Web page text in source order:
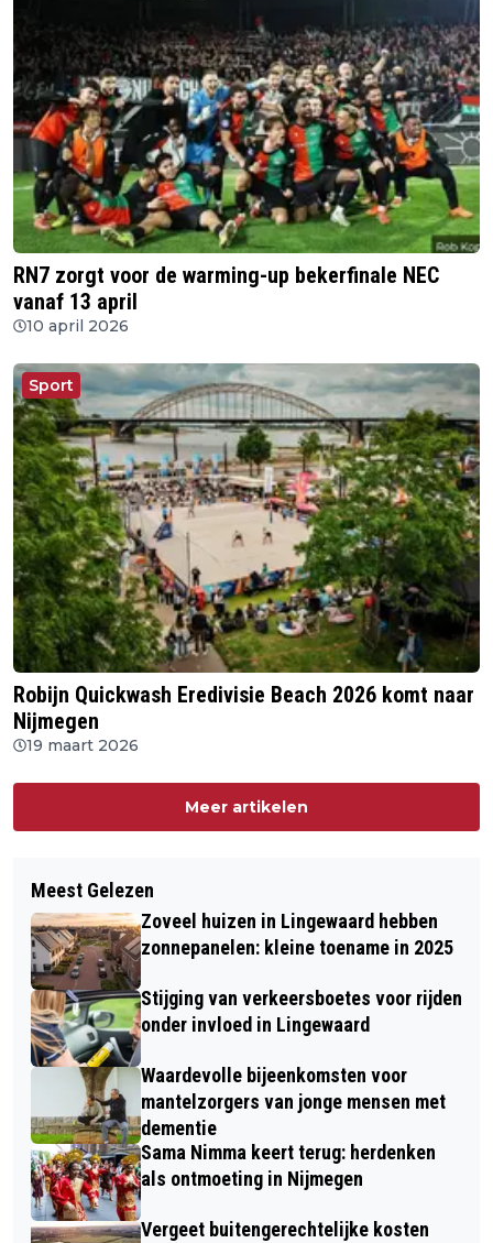
RN7 zorgt voor de warming-up bekerfinale NEC
vanaf 13 april
10 april 2026
Sport
Robijn Quickwash Eredivisie Beach 2026 komt naar
Nijmegen
19 maart 2026
Meer artikelen
Meest Gelezen
Zoveel huizen in Lingewaard hebben
zonnepanelen: kleine toename in 2025
Stijging van verkeersboetes voor rijden
onder invloed in Lingewaard
Waardevolle bijeenkomsten voor
mantelzorgers van jonge mensen met
dementie
Sama Nimma keert terug: herdenken
als ontmoeting in Nijmegen
Vergeet buitengerechtelijke kosten